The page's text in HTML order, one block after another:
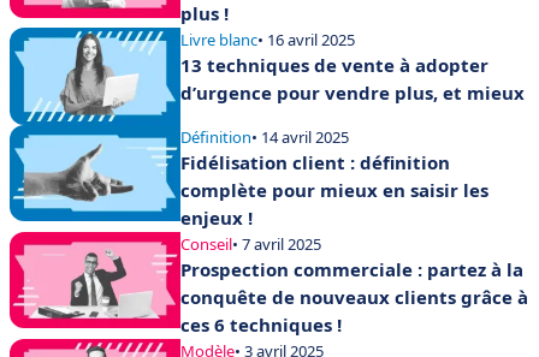
plus !
Livre blanc• 16 avril 2025
13 techniques de vente à adopter
d’urgence pour vendre plus, et mieux
Définition• 14 avril 2025
Fidélisation client : définition
complète pour mieux en saisir les
enjeux !
Conseil• 7 avril 2025
Prospection commerciale : partez à la
conquête de nouveaux clients grâce à
ces 6 techniques !
Modèle• 3 avril 2025